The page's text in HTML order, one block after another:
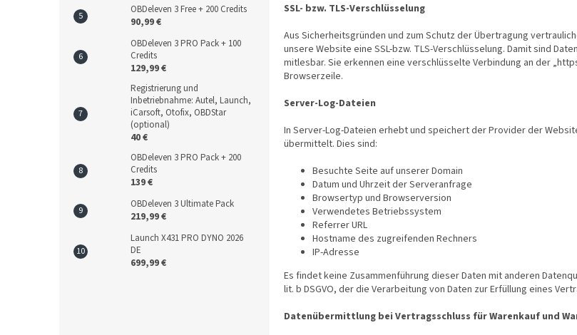
OBDeleven 3 Free + 200 Credits
90,99 €
OBDeleven 3 PRO Pack + 100
Credits
129,99 €
Registrierung und
Inbetriebnahme: Autel, Launch,
iCarsoft, Otofix, OBDStar
(optional)
40 €
OBDeleven 3 PRO Pack + 200
Credits
139 €
OBDeleven 3 Ultimate Pack
219,99 €
Launch X431 PRO DYNO 2026
DE
699,99 €
SSL- bzw. TLS-Verschlüsselung
Aus Sicherheitsgründen und zum Schutz der Übertragung
unsere Website eine SSL-bzw. TLS-Verschlüsselung. Damit sind
mitlesbar. Sie erkennen eine verschlüsselte Verbindung an der
Browserzeile.
Server-Log-Dateien
In Server-Log-Dateien erhebt und speichert der Provider der
übermittelt. Dies sind:
Besuchte Seite auf unserer Domain
Datum und Uhrzeit der Serveranfrage
Browsertyp und Browserversion
Verwendetes Betriebssystem
Referrer URL
Hostname des zugreifenden Rechners
IP-Adresse
Es findet keine Zusammenführung dieser Daten mit anderen
lit. b DSGVO, der die Verarbeitung von Daten zur Erfüllung eines
Datenübermittlung bei Vertragsschluss für Warenkauf und